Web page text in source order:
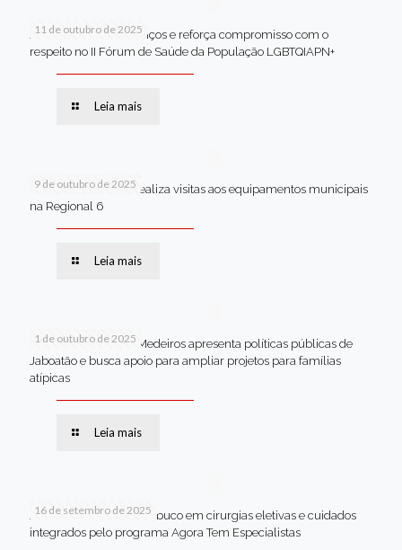
11 de outubro de 2025
Jaboatão celebra avanços e reforça compromisso com o
respeito no II Fórum de Saúde da População LGBTQIAPN+
Leia mais
9 de outubro de 2025
Van dos secretários realiza visitas aos equipamentos municipais
na Regional 6
Leia mais
1 de outubro de 2025
Em Brasília, Andréa Medeiros apresenta políticas públicas de
Jaboatão e busca apoio para ampliar projetos para famílias
atípicas
Leia mais
16 de setembro de 2025
Jaboatão lidera Pernambuco em cirurgias eletivas e cuidados
integrados pelo programa Agora Tem Especialistas